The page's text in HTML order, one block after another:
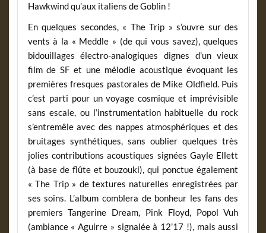
Hawkwind qu’aux italiens de Goblin !
En quelques secondes, « The Trip » s’ouvre sur des
vents à la « Meddle » (de qui vous savez), quelques
bidouillages électro-analogiques dignes d’un vieux
film de SF et une mélodie acoustique évoquant les
premières fresques pastorales de Mike Oldfield. Puis
c’est parti pour un voyage cosmique et imprévisible
sans escale, ou l’instrumentation habituelle du rock
s’entremêle avec des nappes atmosphériques et des
bruitages synthétiques, sans oublier quelques très
jolies contributions acoustiques signées Gayle Ellett
(à base de flûte et bouzouki), qui ponctue également
« The Trip » de textures naturelles enregistrées par
ses soins. L’album comblera de bonheur les fans des
premiers Tangerine Dream, Pink Floyd, Popol Vuh
(ambiance « Aguirre » signalée à 12’17 !), mais aussi